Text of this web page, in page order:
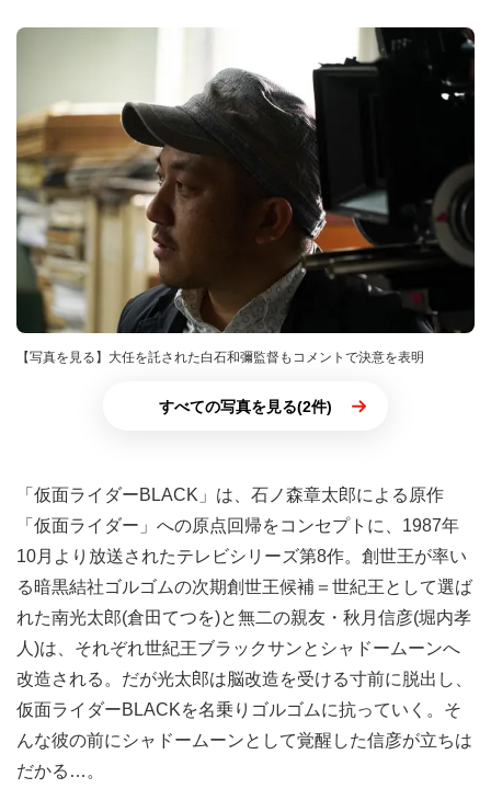
【写真を見る】大任を託された白石和彌監督もコメントで決意を表明
すべての写真を見る(2件)
「仮面ライダーBLACK」は、石ノ森章太郎による原作
「仮面ライダー」への原点回帰をコンセプトに、1987年
10月より放送されたテレビシリーズ第8作。創世王が率い
る暗黒結社ゴルゴムの次期創世王候補＝世紀王として選ば
れた南光太郎(倉田てつを)と無二の親友・秋月信彦(堀内孝
人)は、それぞれ世紀王ブラックサンとシャドームーンへ
改造される。だが光太郎は脳改造を受ける寸前に脱出し、
仮面ライダーBLACKを名乗りゴルゴムに抗っていく。そ
んな彼の前にシャドームーンとして覚醒した信彦が立ちは
だかる…。